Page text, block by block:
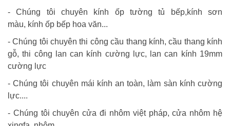
- Chúng tôi chuyên kính ốp tường tủ bếp,kính sơn
màu, kính ốp bếp hoa văn...
- Chúng tôi chuyên thi công cầu thang kính, cầu thang kính
gỗ, thi công lan can kính cường lực, lan can kính 19mm
cường lực
- Chúng tôi chuyên mái kính an toàn, làm sàn kính cường
lực....
- Chúng tôi chuyên cửa đi nhôm việt pháp, cửa nhôm hệ